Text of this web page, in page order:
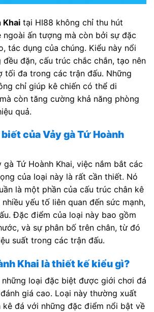
Khai tại HI88 không chỉ thu hút
ấn tượng mà còn bởi sự đặc
tác dụng của chúng. Kiểu này nổi
đặn, cấu trúc chắc chắn, tạo nên
tối đa trong các trận đấu. Những
chỉ giúp kê chiến có thể di
còn tăng cường khả năng phòng
quả.
củaVảy gà Tứ Hoành
Tứ Hoành Khai, việc nắm bắt các
của loại này là rất cần thiết. Nó
là một phần của cấu trúc chân kê
yếu tố liên quan đến sức mạnh,
Đặc điểm của loại này bao gồm
và sự phân bố trên chân, từ đó
suất trong các trận đấu.
Khai là thiết kế kiểu gì?
loại đặc biệt được giới chơi đá
giá cao. Loại này thường xuất
kê đá với những đặc điểm nổi bật về